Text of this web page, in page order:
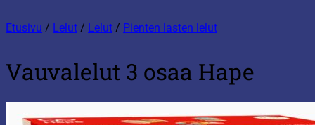
Etusivu / Lelut / Lelut / Pienten lasten lelut
Vauvalelut 3 osaa Hape